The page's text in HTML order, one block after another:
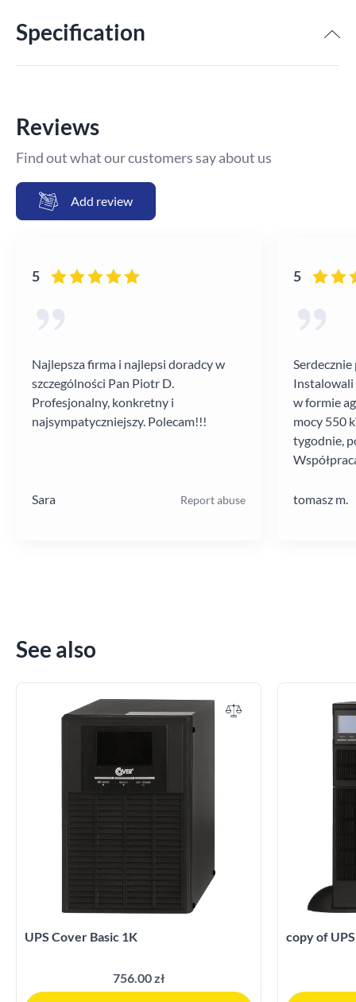
Specification
Reviews
Find out what our customers say about us
Add review
5
Najlepsza firma i najlepsi doradcy w
szczególności Pan Piotr D.
Profesjonalny, konkretny i
najsympatyczniejszy. Polecam!!!
Sara Report abuse
5
Instalowali
w formie
mocy 550
tygodnie,
tomasz m.
See also
UPS Cover Basic 1K
756.00 zł
copy of